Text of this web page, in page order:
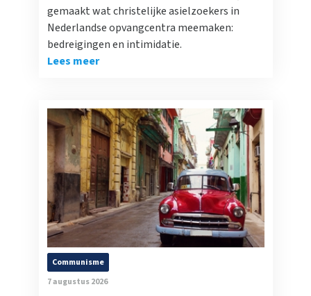
gemaakt wat christelijke asielzoekers in
Nederlandse opvangcentra meemaken:
bedreigingen en intimidatie.
Lees meer
Communisme
7 augustus 2026